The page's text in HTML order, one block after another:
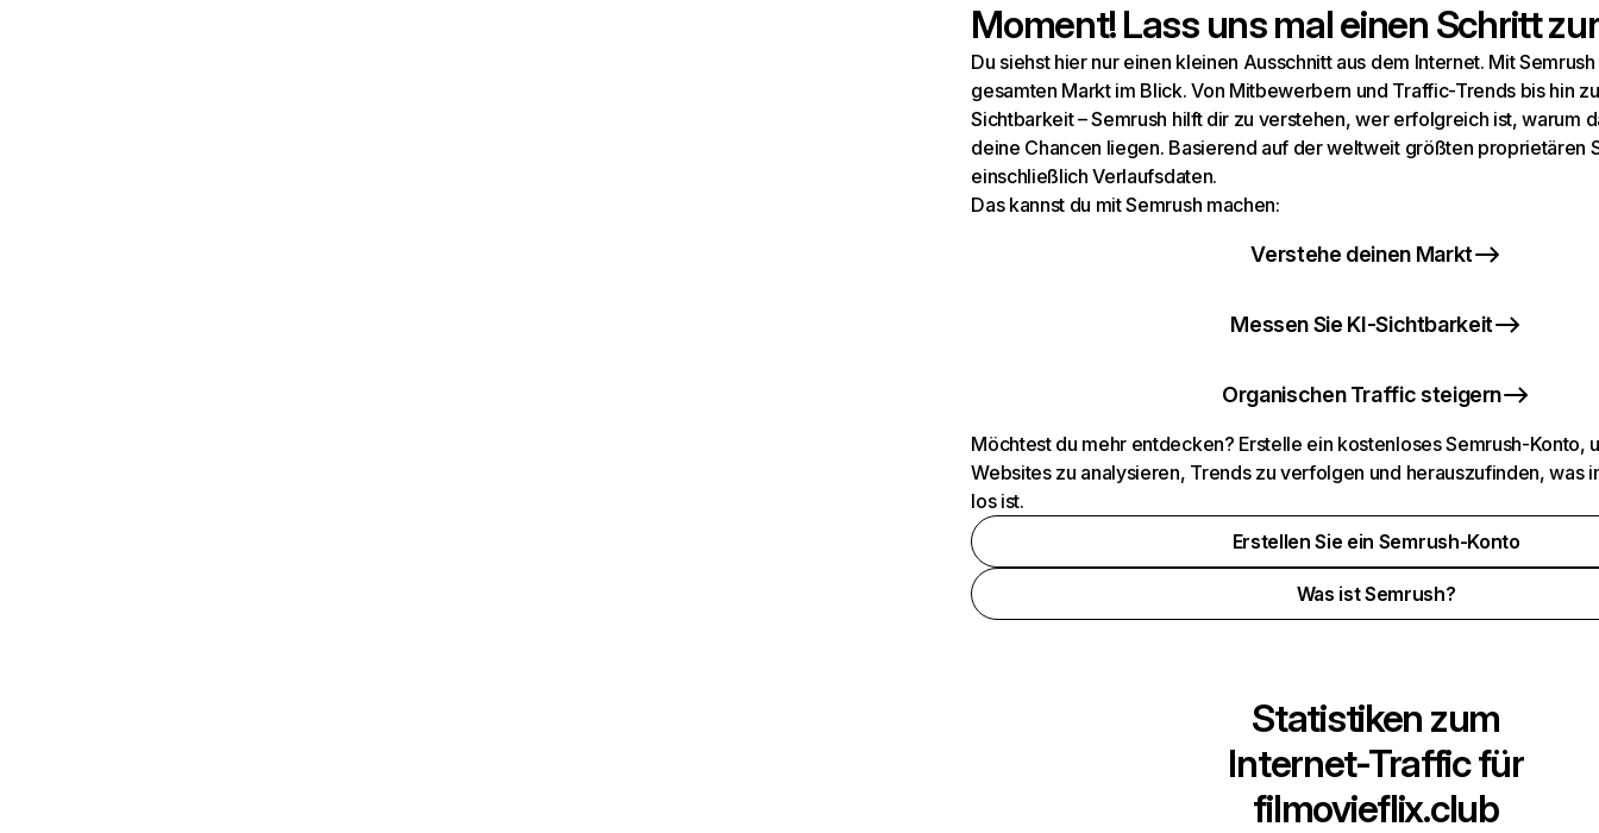
Moment! Lass uns mal einen Schritt
Du siehst hier nur einen kleinen Ausschnitt aus dem Internet. Mit
gesamten Markt im Blick. Von Mitbewerbern und Traffic-Trends bis hin
Sichtbarkeit – Semrush hilft dir zu verstehen, wer erfolgreich ist, warum
deine Chancen liegen. Basierend auf der weltweit größten proprietären
einschließlich Verlaufsdaten.
Das kannst du mit Semrush machen:
Verstehe deinen Markt
Messen Sie KI-Sichtbarkeit
Organischen Traffic steigern
Möchtest du mehr entdecken? Erstelle ein kostenloses Semrush-Konto,
Websites zu analysieren, Trends zu verfolgen und herauszufinden, was
los ist.
Erstellen Sie ein Semrush-Konto
Was ist Semrush?
Statistiken zum
Internet-Traffic für
filmovieflix.club